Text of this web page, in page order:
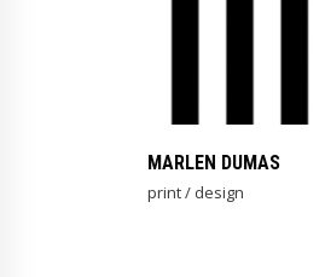
MARLEN DUMAS
print / design